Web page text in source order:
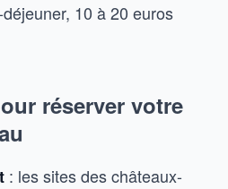
10 à 20 euros
réserver votre
: les sites des châteaux-